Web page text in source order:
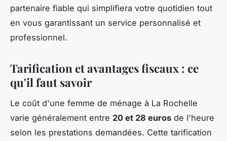
partenaire fiable qui simplifiera votre quotidien tout
en vous garantissant un service personnalisé et
professionnel.
Tarification et avantages fiscaux : ce
qu'il faut savoir
Le coût d'une femme de ménage à La Rochelle
varie généralement entre 20 et 28 euros de l'heure
selon les prestations demandées. Cette tarification